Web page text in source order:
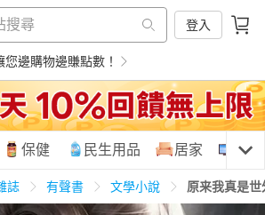
登入
邊購物邊賺點數！
保健 民生用品 居家 3C
誌 有聲書 文學小說 原来我真是